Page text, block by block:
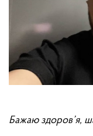
Бажаю здоров’я,